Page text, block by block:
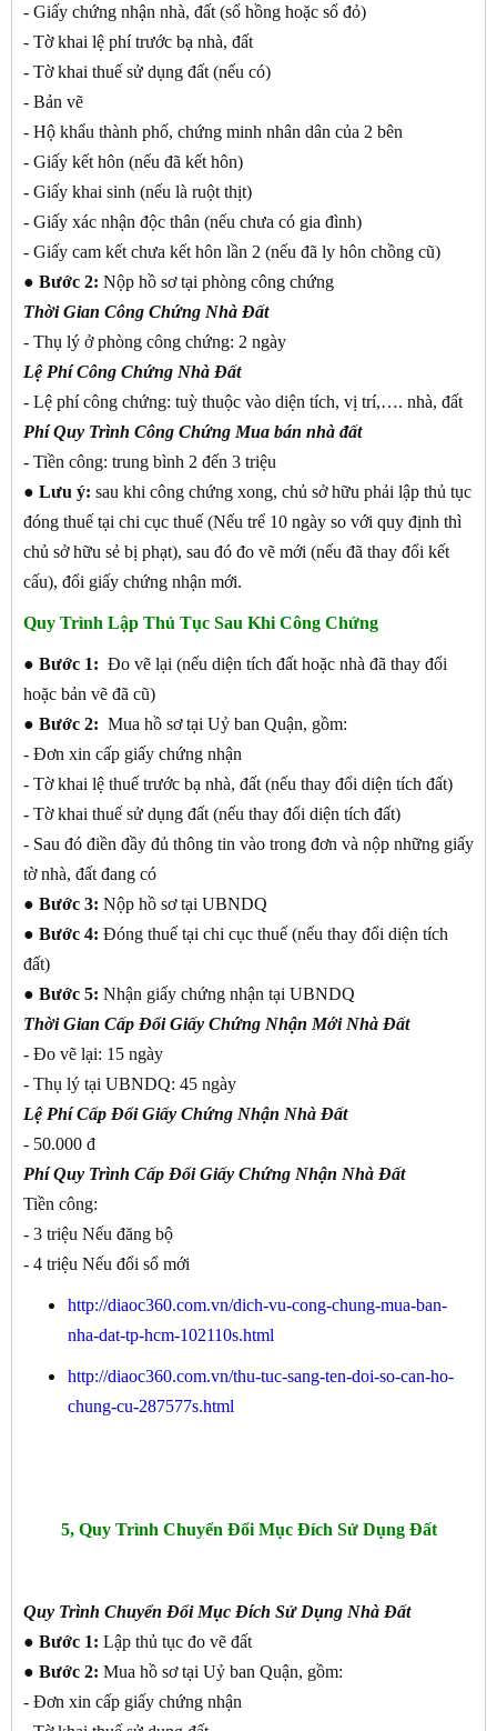
- Giấy chứng nhận nhà, đất (sổ hồng hoặc sổ đỏ)
- Tờ khai lệ phí trước bạ nhà, đất
- Tờ khai thuế sử dụng đất (nếu có)
- Bản vẽ
- Hộ khẩu thành phố, chứng minh nhân dân của 2 bên
- Giấy kết hôn (nếu đã kết hôn)
- Giấy khai sinh (nếu là ruột thịt)
- Giấy xác nhận độc thân (nếu chưa có gia đình)
- Giấy cam kết chưa kết hôn lần 2 (nếu đã ly hôn chồng cũ)
● Bước 2: Nộp hồ sơ tại phòng công chứng
Thời Gian Công Chứng Nhà Đất
- Thụ lý ở phòng công chứng: 2 ngày
Lệ Phí Công Chứng Nhà Đất
- Lệ phí công chứng: tuỳ thuộc vào diện tích, vị trí,…. nhà, đất
Phí Quy Trình Công Chứng Mua bán nhà đất
- Tiền công: trung bình 2 đến 3 triệu
● Lưu ý: sau khi công chứng xong, chủ sở hữu phải lập thủ tục
đóng thuế tại chi cục thuế (Nếu trể 10 ngày so với quy định thì
chủ sở hữu sẻ bị phạt), sau đó đo vẽ mới (nếu đã thay đổi kết
cấu), đổi giấy chứng nhận mới.
Quy Trình Lập Thủ Tục Sau Khi Công Chứng
● Bước 1: Đo vẽ lại (nếu diện tích đất hoặc nhà đã thay đổi
hoặc bản vẽ đã cũ)
● Bước 2: Mua hồ sơ tại Uỷ ban Quận, gồm:
- Đơn xin cấp giấy chứng nhận
- Tờ khai lệ thuế trước bạ nhà, đất (nếu thay đổi diện tích đất)
- Tờ khai thuế sử dụng đất (nếu thay đổi diện tích đất)
- Sau đó điền đầy đủ thông tin vào trong đơn và nộp những giấy
tờ nhà, đất đang có
● Bước 3: Nộp hồ sơ tại UBNDQ
● Bước 4: Đóng thuế tại chi cục thuế (nếu thay đổi diện tích
đất)
● Bước 5: Nhận giấy chứng nhận tại UBNDQ
Thời Gian Cấp Đổi Giấy Chứng Nhận Mới Nhà Đất
- Đo vẽ lại: 15 ngày
- Thụ lý tại UBNDQ: 45 ngày
Lệ Phí Cấp Đổi Giấy Chứng Nhận Nhà Đất
- 50.000 đ
Phí Quy Trình Cấp Đổi Giấy Chứng Nhận Nhà Đất
Tiền công:
- 3 triệu Nếu đăng bộ
- 4 triệu Nếu đổi sổ mới
http://diaoc360.com.vn/dich-vu-cong-chung-mua-ban-
nha-dat-tp-hcm-102110s.html
http://diaoc360.com.vn/thu-tuc-sang-ten-doi-so-can-ho-
chung-cu-287577s.html
5, Quy Trình Chuyển Đổi Mục Đích Sử Dụng Đất
Quy Trình Chuyển Đổi Mục Đích Sử Dụng Nhà Đất
● Bước 1: Lập thủ tục đo vẽ đất
● Bước 2: Mua hồ sơ tại Uỷ ban Quận, gồm:
- Đơn xin cấp giấy chứng nhận